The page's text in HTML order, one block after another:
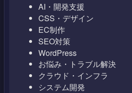
AI・開発支援
CSS・デザイン
EC制作
SEO対策
WordPress
お悩み・トラブル解決
クラウド・インフラ
システム開発